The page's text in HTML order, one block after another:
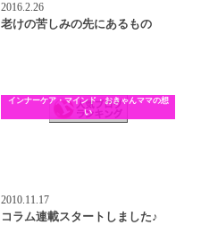
2016.2.26
老けの苦しみの先にあるもの
インナーケア・マインド・おきゃんママの想
い
2010.11.17
コラム連載スタートしました♪